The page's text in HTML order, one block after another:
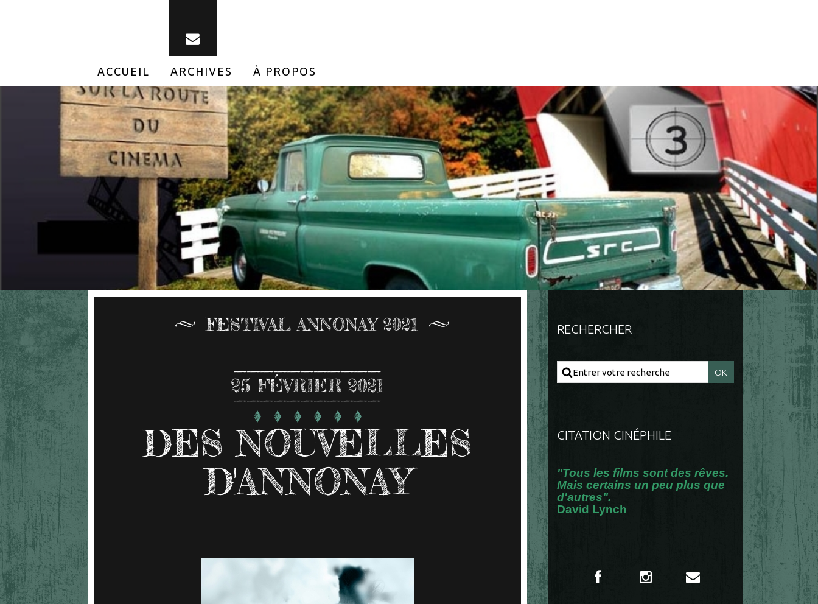
ACCUEIL ARCHIVES À PROPOS
FESTIVAL ANNONAY 2021
25 FÉVRIER 2021
DES NOUVELLES
D'ANNONAY
RECHERCHER
CITATION CINÉPHILE
"Tous les films sont des rêves.
Mais certains un peu plus que
d'autres".
David Lynch